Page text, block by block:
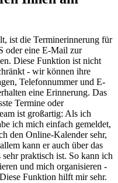
ist die Terminerinnerung für
oder eine E-Mail zur
Diese Funktion ist nicht
- wir können ihre
Telefonnummer und E-
eine Erinnerung. Das
Termine oder
ist großartig: Als ich
ich mich einfach gemeldet,
den Online-Kalender sehr,
kann er auch über das
praktisch ist. So kann ich
und mich organisieren -
Funktion hilft mir sehr.